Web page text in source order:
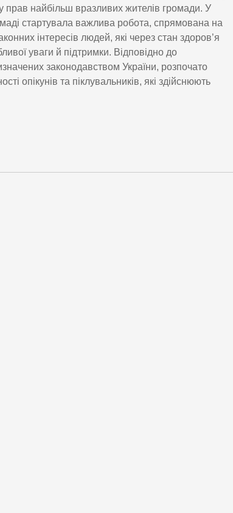
прав найбільш вразливих жителів громади. У
стартувала важлива робота, спрямована на
інтересів людей, які через стан здоров’я
уваги й підтримки. Відповідно до
законодавством України, розпочато
опікунів та піклувальників, які здійснюють